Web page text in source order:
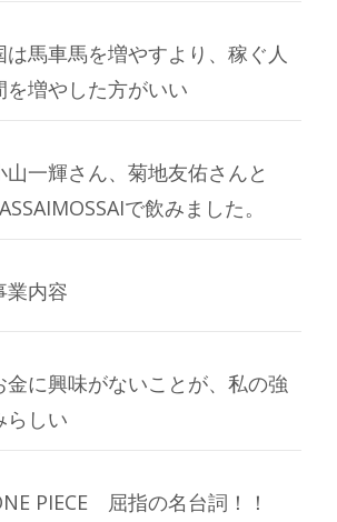
は馬車馬を増やすより、稼ぐ人
を増やした方がいい
山一輝さん、菊地友佑さんと
で飲みました。
業内容
金に興味がないことが、私の強
らしい
PIECE 屈指の名台詞！！